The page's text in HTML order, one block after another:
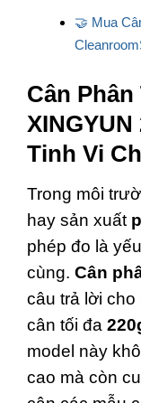
🤝 Mua
Cân Phân
Tinh Vi
Trong môi
hay sản xuất
phép đo là
cùng. Cân
câu trả lời
cân tối đa
model này
cao mà còn